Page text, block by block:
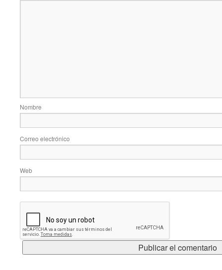
Nombre
Correo electrónico
Web